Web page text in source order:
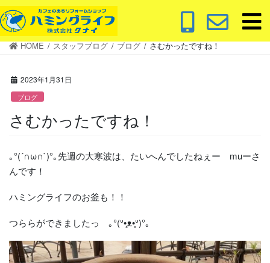
コ
ン
テ
ナ
ビ
ゲ
HOME スタッフブログ ブログ さむかったですね！
2023年1月31日
ブログ
さむかったですね！
｡°(´∩ω∩`)°｡先週の大寒波は、たいへんでしたねぇー muーさ
んです！
ハミングライフのお釜も！！
つららができましたっ ｡°(ᐡ•̥ᴥ•̥ᐡ)°｡